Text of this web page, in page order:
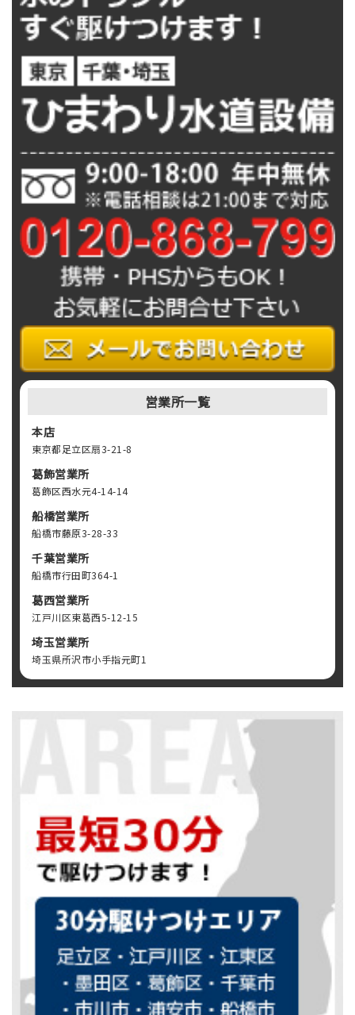
営業所一覧
本店
東京都足立区扇3-21-8
葛飾営業所
葛飾区西水元4-14-14
船橋営業所
船橋市藤原3-28-33
千葉営業所
船橋市行田町364-1
葛西営業所
江戸川区東葛西5-12-15
埼玉営業所
埼玉県所沢市小手指元町1